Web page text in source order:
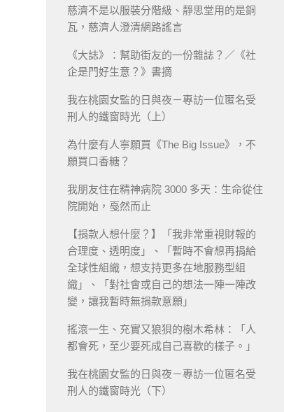
慈濟不是以服裝分階級、靜思堂用的是銅
瓦，慈濟人澄清網路謠言
《大誌》：幫助街友的一份雜誌？／《社
企是門好生意？》書摘
我在桃園女監的日與夜－專訪一位匿名受
刑人的鐵窗時光（上）
為什麼有人寧願買《The Big Issue》，不
願買口香糖？
我朋友住在精神病院 3000 多天：生命從住
院開始，戞然而止
【捐款人想什麼？】「我非常重視財報的
合理度、透明度」、「暫時不會想再捐給
全球性組織，想支持更多在地服務型組
織」、「對社會或自己的想法一陣一陣改
變，讓我暫時無捐款意願」
搖滾一生、充實又狼狽的樹木希林：「人
都會死，至少要死成自己喜歡的樣子。」
我在桃園女監的日與夜－專訪一位匿名受
刑人的鐵窗時光（下）